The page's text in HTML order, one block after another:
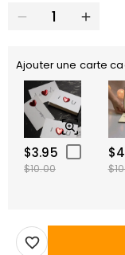
Ajouter une carte
$3.95
$10.00